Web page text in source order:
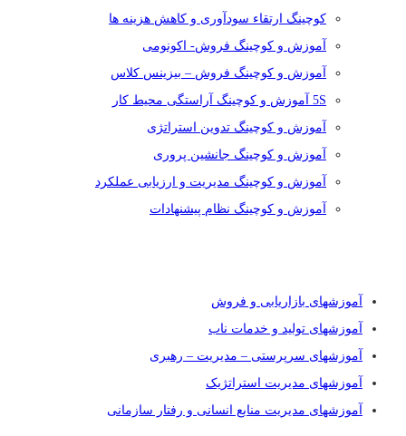
کوچینگ ارتقاء سودآوری و کاهش هزینه ها
آموزش و کوچینگ فروش- اکونومی
آموزش و کوچینگ فروش – بیزینس کلاس
5S آموزش و کوچینگ آراستگی محیط کار
آموزش و کوچینگ تدوین استراتژی
آموزش و کوچینگ جانشین پروری
آموزش و کوچینگ مدیریت و ارزیابی عملکرد
آموزش و کوچینگ نظام پیشنهادات
آموزشهای بازاریابی و فروش
آموزشهای تولید و خدمات ناب
آموزشهای سرپرستی – مدیریت – رهبری
آموزشهای مدیریت استراتژیک
آموزشهای مدیریت منابع انسانی و رفتار سازمانی